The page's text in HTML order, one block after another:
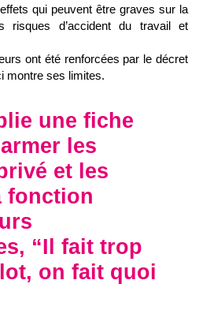
qui peuvent être graves sur la
risques d’accident du travail et
ont été renforcées par le décret
montre ses limites.
une fiche
les
et les
fonction
“Il fait trop
on fait quoi